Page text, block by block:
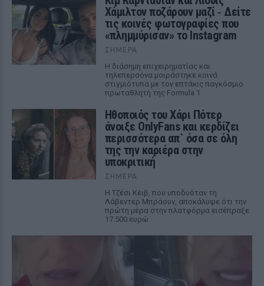
Χάμιλτον ποζάρουν μαζί ‑ Δείτε
τις κοινές φωτογραφίες που
«πλημμύρισαν» το Instagram
ΣΉΜΕΡΑ
Η διάσημη επιχειρηματίας και
τηλεπερσόνα μοιράστηκε κοινά
στιγμιότυπα με τον επτάκις παγκόσμιο
πρωταθλητή της Formula 1
Ηθοποιός του Χάρι Πότερ
άνοιξε OnlyFans και κερδίζει
περισσότερα απ` όσα σε όλη
της την καριέρα στην
υποκριτική
ΣΉΜΕΡΑ
Η Τζέσι Κέιβ, που υποδυόταν τη
Λάβεντερ Μπράουν, αποκάλυψε ότι την
πρώτη μέρα στην πλατφόρμα εισέπραξε
17.500 ευρώ